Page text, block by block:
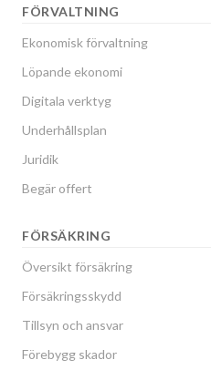
FÖRVALTNING
Ekonomisk förvaltning
Löpande ekonomi
Digitala verktyg
Underhållsplan
Juridik
Begär offert
FÖRSÄKRING
Översikt försäkring
Försäkringsskydd
Tillsyn och ansvar
Förebygg skador